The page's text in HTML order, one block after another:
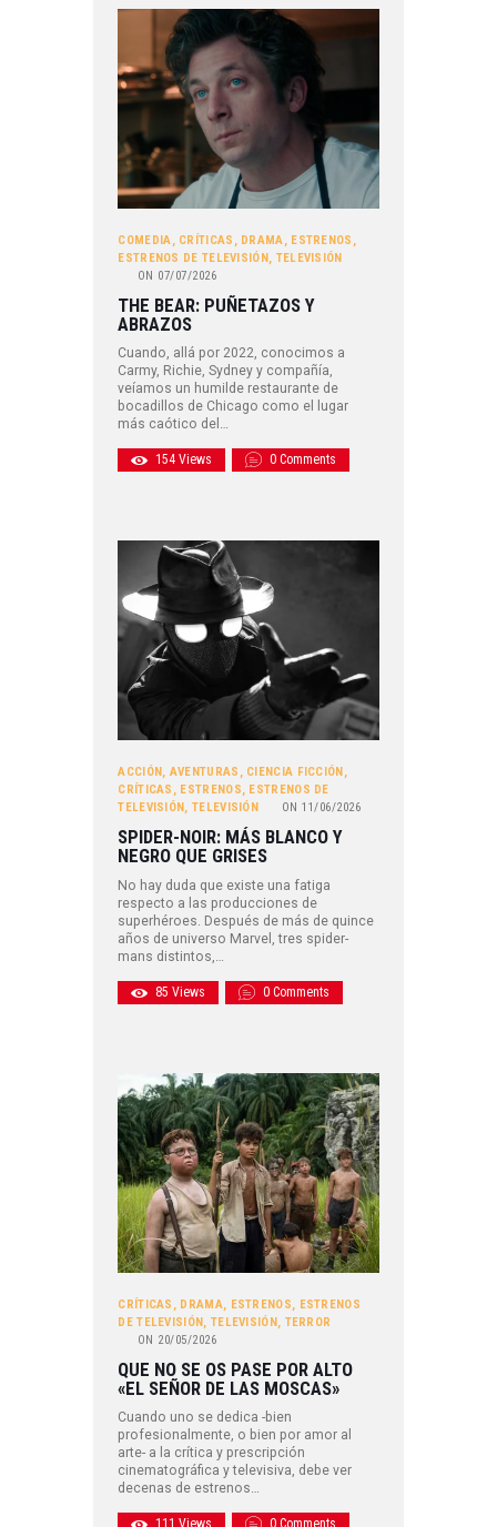
COMEDIA, CRÍTICAS , DRAMA, ESTRENOS ,
ESTRENOS DE TELEVISIÓN, TELEVISIÓN
ON 07/07/2026
THE BEAR: PUÑETAZOS Y
ABRAZOS
Cuando, allá por 2022, conocimos a
Carmy, Richie, Sydney y compañía,
veíamos un humilde restaurante de
bocadillos de Chicago como el lugar
más caótico del…
154 Views 0 Comments
ACCIÓN , AVENTURAS , CIENCIA FICCIÓN ,
CRÍTICAS , ESTRENOS, ESTRENOS DE
TELEVISIÓN , TELEVISIÓN ON 11/06/2026
SPIDER-NOIR: MÁS BLANCO Y
NEGRO QUE GRISES
No hay duda que existe una fatiga
respecto a las producciones de
superhéroes. Después de más de quince
años de universo Marvel, tres spider-
mans distintos,…
85 Views 0 Comments
CRÍTICAS , DRAMA, ESTRENOS, ESTRENOS
DE TELEVISIÓN, TELEVISIÓN, TERROR
ON 20/05/2026
QUE NO SE OS PASE POR ALTO
«EL SEÑOR DE LAS MOSCAS»
Cuando uno se dedica -bien
profesionalmente, o bien por amor al
arte- a la crítica y prescripción
cinematográfica y televisiva, debe ver
decenas de estrenos…